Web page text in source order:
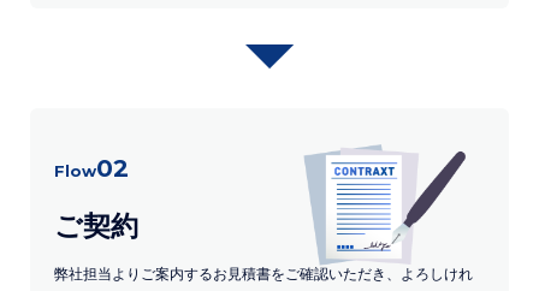
Flow02
ご契約
弊社担当よりご案内するお見積書をご確認いただき、よろしけれ